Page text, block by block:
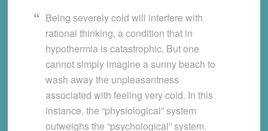
Being severely cold will interfere with
rational thinking, a condition that in
hypothermia is catastrophic. But one
cannot simply imagine a sunny beach to
wash away the unpleasantness
associated with feeling very cold. In this
instance, the “physiological” system
outweighs the “psychological” system.